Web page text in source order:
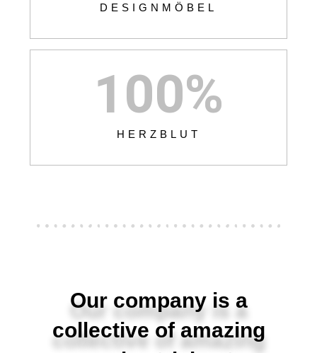
DESIGNMÖBEL
HERZBLUT
100%
Our company is a
collective of amazing